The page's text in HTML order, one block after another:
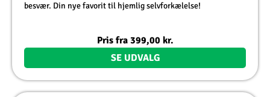
besvær. Din nye favorit til hjemlig selvforkælelse!
Pris fra 399,00 kr.
SE UDVALG